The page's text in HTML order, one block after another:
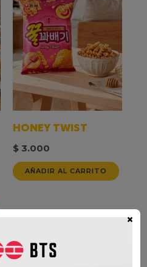
HONEY TWIST
$3.000
AÑADIR AL CARRITO
×